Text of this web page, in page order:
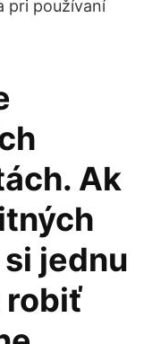
pri používaní
Ak
jednu
robiť